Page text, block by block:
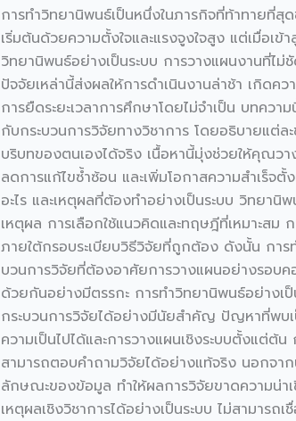
การทำวิทยานิพนธ์เป็นหนึ่งในภารกิจที่ท้าทาย
เริ่มต้นด้วยความตั้งใจและแรงจูงใจสูง แต่เมื่อเ
วิทยานิพนธ์อย่างเป็นระบบ การวางแผนงานที่ไม่
ปัจจัยเหล่านี้ส่งผลให้การดำเนินงานล่าช้า เกิดค
การยืดระยะเวลาการศึกษาโดยไม่จำเป็น บทคว
กับกระบวนการวิจัยทางวิชาการ โดยอธิบายแต่
บริบทของตนเองได้จริง เนื้อหานี้มุ่งช่วยให้คุณว
ลดการแก้ไขซ้ำซ้อน และเพิ่มโอกาสความสำเร็
อะไร และเหตุผลที่ต้องทำอย่างเป็นระบบ วิทยา
เหตุผล การเลือกใช้แนวคิดและทฤษฎีที่เหมาะสม
ภายใต้กรอบระเบียบวิธีวิจัยที่ถูกต้อง ดังนั้น การ
บวนการวิจัยที่ต้องอาศัยการวางแผนอย่างรอบค
ด้วยกันอย่างมีตรรกะ การทำวิทยานิพนธ์อย่าง
กระบวนการวิจัยได้อย่างมีนัยสำคัญ ปัญหาที่พบเ
ความเป็นไปได้และการวางแผนเชิงระบบตั้งแต่
สามารถตอบคำถามวิจัยได้อย่างแท้จริง นอกจา
ลักษณะของข้อมูล ทำให้ผลการวิจัยขาดความน่า
เหตุผลเชิงวิชาการได้อย่างเป็นระบบ ไม่สามาร
การ
ทำ
วิทยานิพนธ์
ตั้งแต่
เริ่ม
จนจบ
(เข้าใจ
ง่าย
ทำได้
จริง)